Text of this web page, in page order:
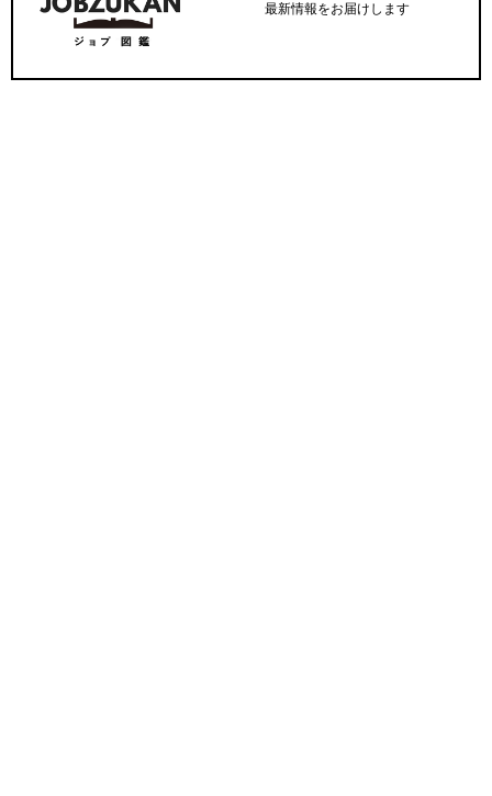
最新情報をお届けします